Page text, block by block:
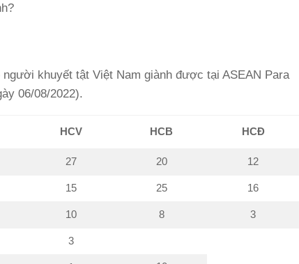
khuyết tật Việt Nam giành được tại ASEAN Para
06/08/2022).
HCV HCB HCĐ
27 20 12
15 25 16
10 8 3
3